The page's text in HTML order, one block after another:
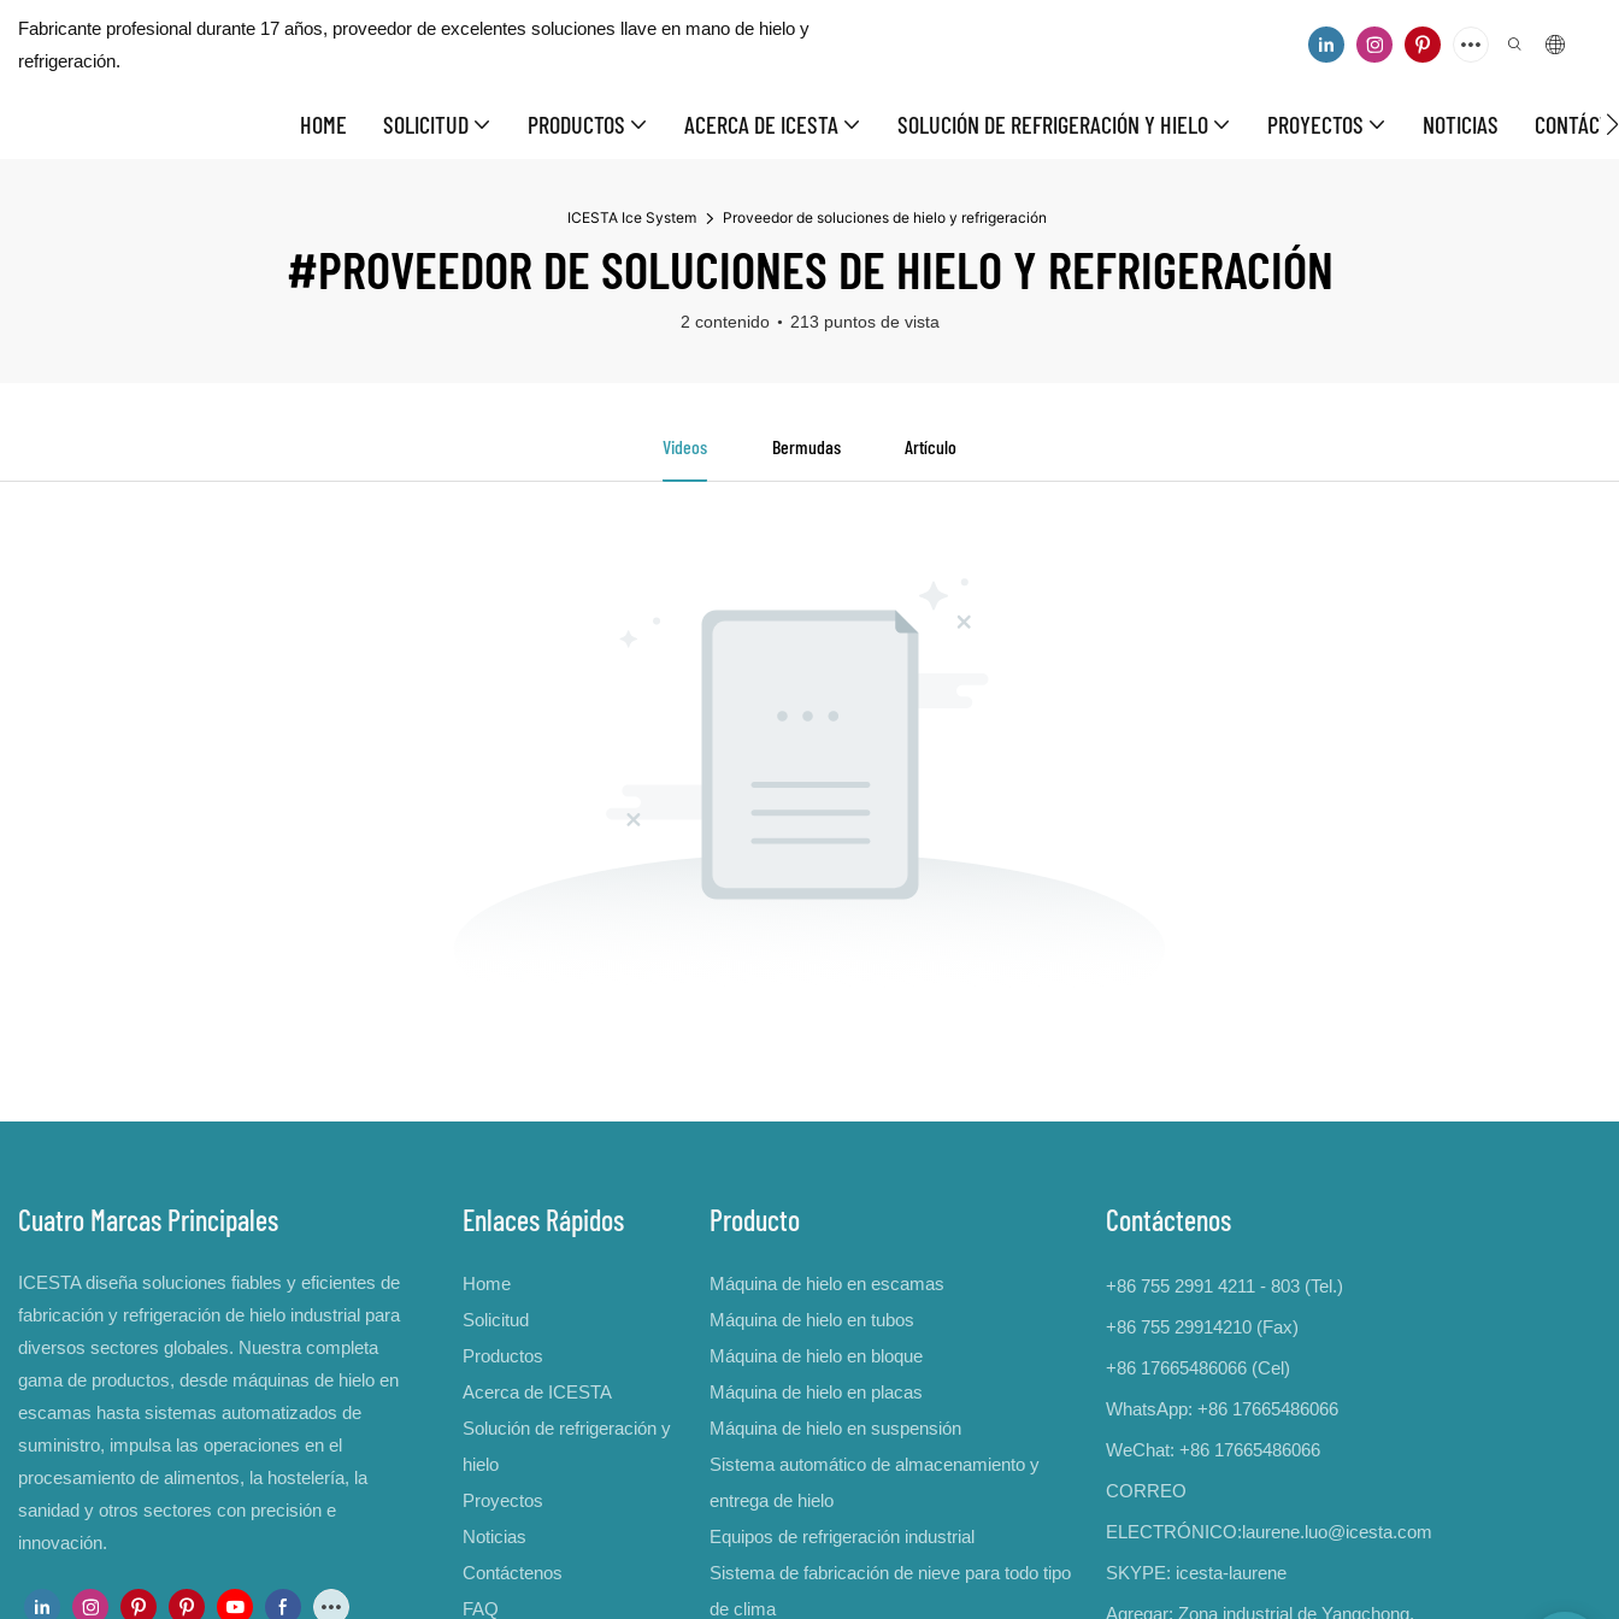
Fabricante profesional durante 17 años, proveedor de excelentes soluciones llave en mano de hielo y
refrigeración.
HOME SOLICITUD PRODUCTOS ACERCA DE ICESTA SOLUCIÓN DE REFRIGERACIÓN Y HIELO PROYECTOS NOTICIAS
ICESTA Ice System Proveedor de soluciones de hielo y refrigeración
#PROVEEDOR DE SOLUCIONES DE HIELO Y REFRIGERACIÓN
2 contenido 213 puntos de vista
Videos Bermudas Artículo
Cuatro Marcas Principales
ICESTA diseña soluciones fiables y eficientes de
fabricación y refrigeración de hielo industrial para
diversos sectores globales. Nuestra completa
gama de productos, desde máquinas de hielo en
escamas hasta sistemas automatizados de
suministro, impulsa las operaciones en el
procesamiento de alimentos, la hostelería, la
sanidad y otros sectores con precisión e
innovación.
Enlaces Rápidos
Home
Solicitud
Productos
Acerca de ICESTA
Solución de refrigeración y
hielo
Proyectos
Noticias
Contáctenos
FAQ
Producto
Máquina de hielo en escamas
Máquina de hielo en tubos
Máquina de hielo en bloque
Máquina de hielo en placas
Máquina de hielo en suspensión
Sistema automático de almacenamiento y
entrega de hielo
Equipos de refrigeración industrial
Sistema de fabricación de nieve para todo tipo
de clima
Contáctenos
+86 755 2991 4211 - 803 (Tel.)
+86 755 29914210 (Fax)
+86 17665486066 (Cel)
WhatsApp: +86 17665486066
WeChat: +86 17665486066
CORREO
ELECTRÓNICO:laurene.luo@icesta.com
SKYPE: icesta-laurene
Agregar: Zona industrial de Yangchong,